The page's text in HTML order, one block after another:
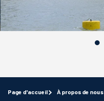
Page d'accueil À propos de nous